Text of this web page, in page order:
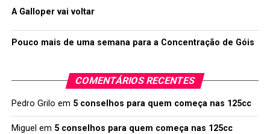
A Galloper vai voltar
Pouco mais de uma semana para a Concentração de Góis
COMENTÁRIOS RECENTES
Pedro Grilo em 5 conselhos para quem começa nas 125cc
Miguel em 5 conselhos para quem começa nas 125cc